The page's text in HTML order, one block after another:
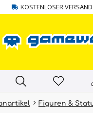
KOSTENLOSER
Figuren &